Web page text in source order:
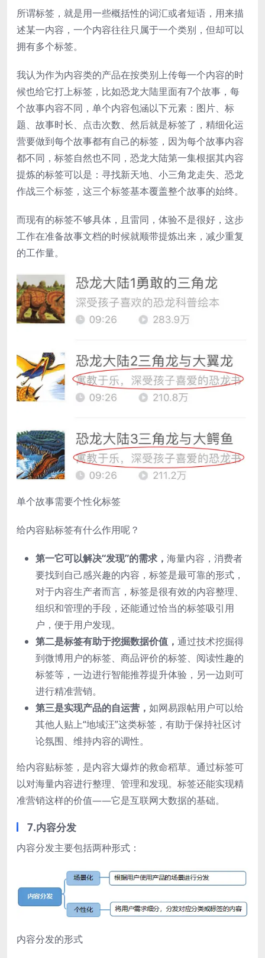
所谓标签，就是用一些概括性的词汇或者短语，用来描
述某一内容，一个内容往往只属于一个类别，但却可以
拥有多个标签。
我认为作为内容类的产品在按类别上传每一个内容的时
候也给它打上标签，比如恐龙大陆里面有7个故事，每
个故事内容不同，单个内容包涵以下元素：图片、标
题、故事时长、点击次数、然后就是标签了，精细化运
营要做到每个故事都有自己的标签，因为每个故事内容
都不同，标签自然也不同，恐龙大陆第一集根据其内容
提炼的标签可以是：寻找新天地、小三角龙走失、恐龙
作战三个标签，这三个标签基本覆盖整个故事的始终。
而现有的标签不够具体，且雷同，体验不是很好，这步
工作在准备故事文档的时候就顺带提炼出来，减少重复
的工作量。
单个故事需要个性化标签
给内容贴标签有什么作用呢？
第一它可以解决“发现”的需求， 海量内容，消费者
要找到自己感兴趣的内容，标签是最可靠的形式，
对于内容生产者而言，标签是很有效的内容整理、
组织和管理的手段，还能通过恰当的标签吸引用
户，便于用户发现。
第二是标签有助于挖掘数据价值， 通过技术挖掘得
到微博用户的标签、商品评价的标签、阅读性趣的
标签等，一边进行智能推荐提升体验，另一边则可
进行精准营销。
第三是实现产品的自运营， 如网易跟帖用户可以给
其他人贴上“地域汪”这类标签，有助于保持社区讨
论氛围、维持内容的调性。
给内容贴标签，是内容大爆炸的救命稻草。通过标签可
以对海量内容进行整理、管理和发现。标签还能实现精
准营销这样的价值——它是互联网大数据的基础。
7.内容分发
内容分发主要包括两种形式：
内容分发的形式